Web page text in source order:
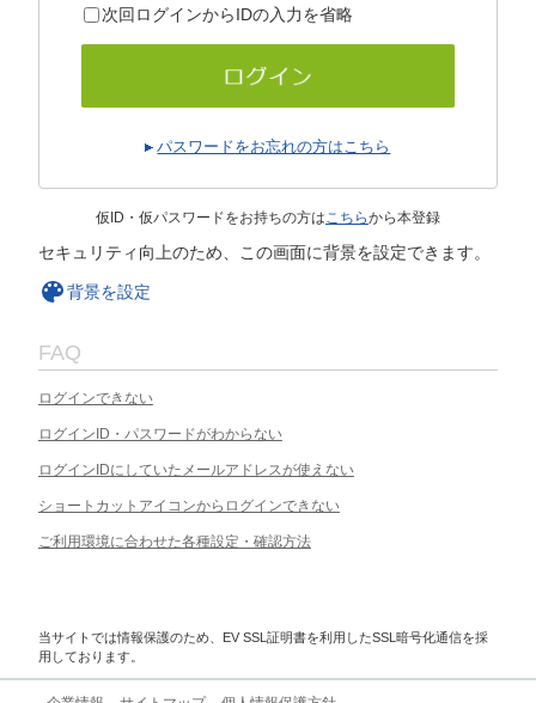
次回ログインからIDの入力を省略
パスワードをお忘れの方はこちら
仮ID・仮パスワードをお持ちの方はこちらから本登録
セキュリティ向上のため、この画面に背景を設定できます。
背景を設定
FAQ
ログインできない
ログインID・パスワードがわからない
ログインIDにしていたメールアドレスが使えない
ショートカットアイコンからログインできない
ご利用環境に合わせた各種設定・確認方法
当サイトでは情報保護のため、EV SSL証明書を利用したSSL暗号化通信を採
用しております。